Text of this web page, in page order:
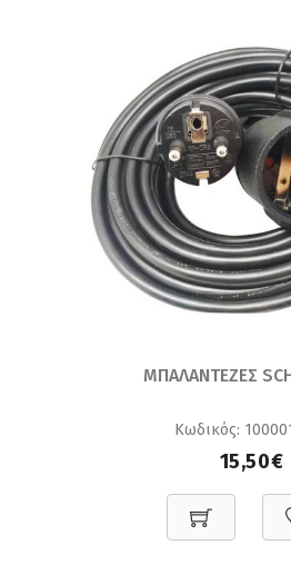
ΜΠΑΛΑΝΤΕΖΕΣ
Κωδικός:
15,50€